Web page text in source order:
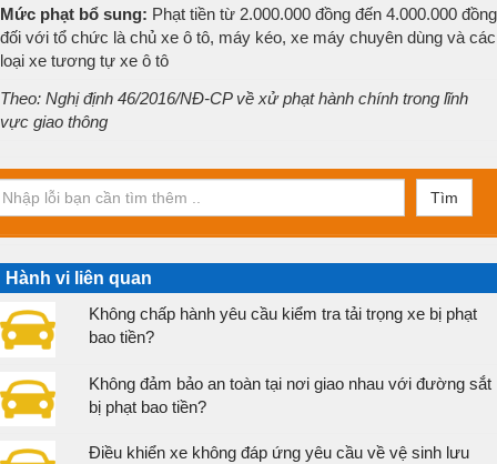
Mức phạt bổ sung: Phạt tiền từ 2.000.000 đồng đến 4.000.000 đồng
đối với tổ chức là chủ xe ô tô, máy kéo, xe máy chuyên dùng và các
loại xe tương tự xe ô tô
Theo: Nghị định 46/2016/NĐ-CP về xử phạt hành chính trong lĩnh
vực giao thông
Tìm
Hành vi liên quan
Không chấp hành yêu cầu kiểm tra tải trọng xe bị phạt
bao tiền?
Không đảm bảo an toàn tại nơi giao nhau với đường sắt
bị phạt bao tiền?
Điều khiển xe không đáp ứng yêu cầu về vệ sinh lưu